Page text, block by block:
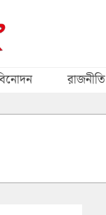
রাজনীতি